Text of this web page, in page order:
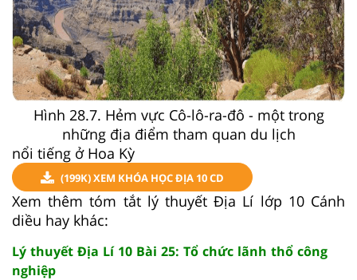
Hình 28.7. Hẻm vực Cô-lô-ra-đô - một trong
những địa điểm tham quan du lịch
nổi tiếng ở Hoa Kỳ
(199K) XEM KHÓA HỌC ĐỊA 10 CD
Xem thêm tóm tắt lý thuyết Địa Lí lớp 10 Cánh
diều hay khác:
Lý thuyết Địa Lí 10 Bài 25: Tổ chức lãnh thổ công
nghiệp